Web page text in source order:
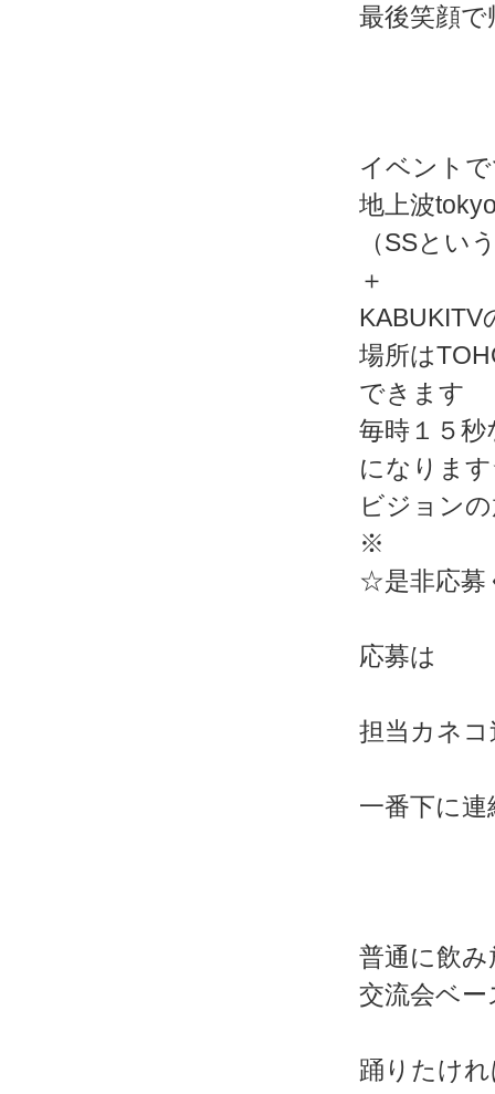
最後笑顔
イベント
地上波
（SSとい
＋
場所は
できます
毎時１５
になりま
ビジョン
※
☆是非応
応募は
担当カネ
一番下に
普通に飲
交流会ベ
踊りたけ